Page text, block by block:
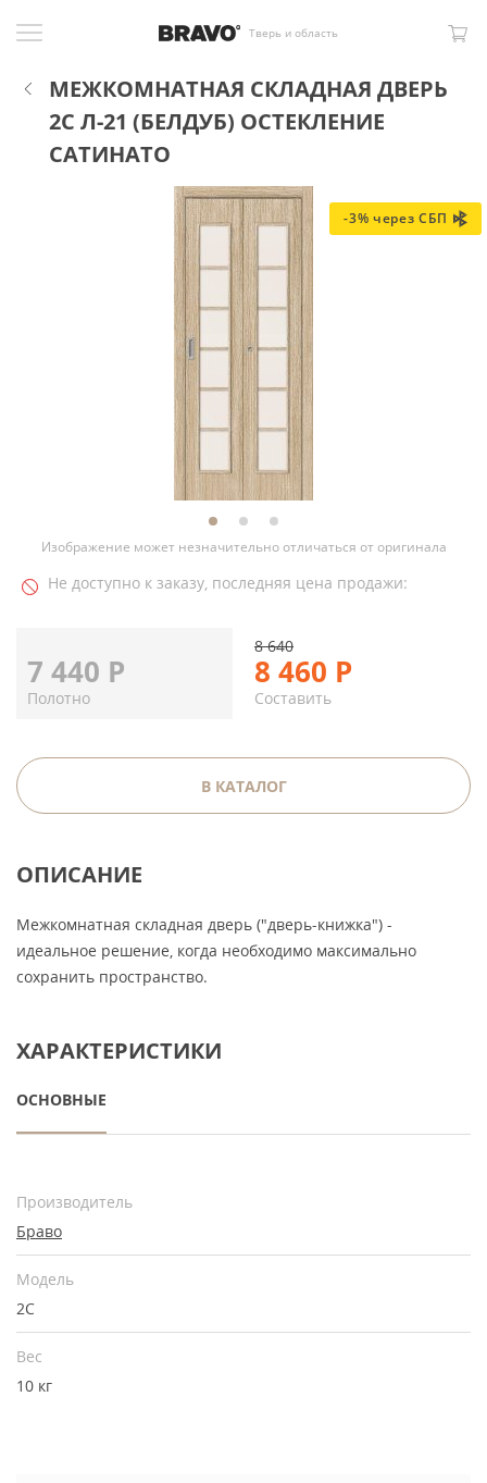
Тверь и область
МЕЖКОМНАТНАЯ СКЛАДНАЯ ДВЕРЬ
2С Л-21 (БЕЛДУБ) ОСТЕКЛЕНИЕ
САТИНАТО
-3% через СБП
Изображение может незначительно отличаться от оригинала
Не доступно к заказу, последняя цена продажи:
7 440 Р
Полотно
8 460 Р
8 640
Составить
В КАТАЛОГ
ОПИСАНИЕ
Межкомнатная складная дверь ("дверь-книжка") -
идеальное решение, когда необходимо максимально
сохранить пространство.
ХАРАКТЕРИСТИКИ
ОСНОВНЫЕ
Производитель
Браво
Модель
2С
Вес
10 кг